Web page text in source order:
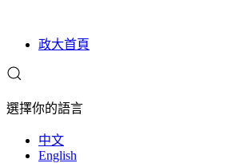
政大首頁
選擇你的語言
中文
English